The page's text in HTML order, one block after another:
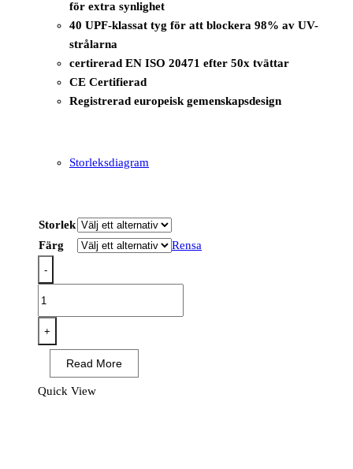
för extra synlighet
40 UPF-klassat tyg för att blockera 98% av UV-
strålarna
certirerad EN ISO 20471 efter 50x tvättar
CE Certifierad
Registrerad europeisk gemenskapsdesign
Storleksdiagram
Storlek
Färg
Rensa
-
PW3
Hi-
Klass
+
Read More
Quick View